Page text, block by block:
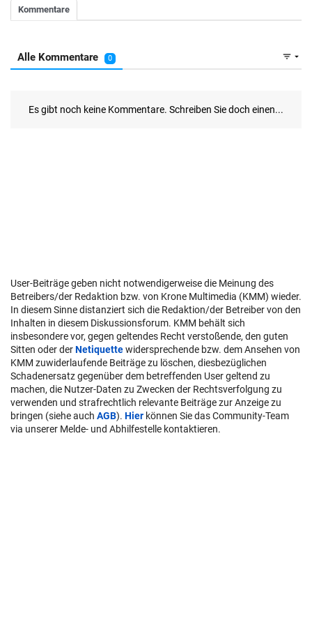
User-Beiträge geben nicht notwendigerweise die Meinung des
Betreibers/der Redaktion bzw. von Krone Multimedia (KMM) wieder.
In diesem Sinne distanziert sich die Redaktion/der Betreiber von den
Inhalten in diesem Diskussionsforum. KMM behält sich
insbesondere vor, gegen geltendes Recht verstoßende, den guten
Sitten oder derNetiquettewidersprechende bzw. dem Ansehen von
KMM zuwiderlaufende Beiträge zu löschen, diesbezüglichen
Schadenersatz gegenüber dem betreffenden User geltend zu
machen, die Nutzer-Daten zu Zwecken der Rechtsverfolgung zu
verwenden und strafrechtlich relevante Beiträge zur Anzeige zu
bringen (siehe auch AGB). Hier können Sie das Community-Team
via unserer Melde- und Abhilfestelle kontaktieren.